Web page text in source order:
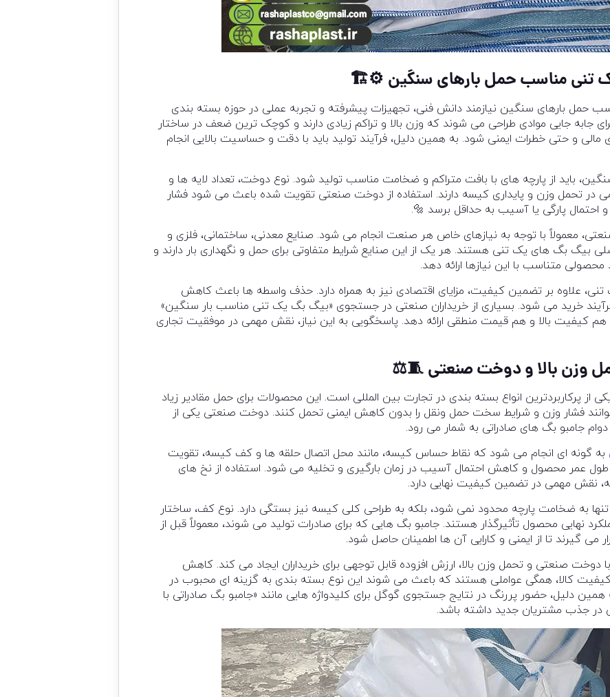
تنی مناسب حمل بارهای سنگین ⚙
🏗
حمل بارهای سنگین نیازمند دانش فنی، تجهیزات پیشرفته و تجربه عملی در حوزه بسته بندی
جابه جایی موادی طراحی می شوند که وزن بالا و تراکم زیادی دارند و کوچک ترین ضعف در ساختار
و حتی خطرات ایمنی شود. به همین دلیل، فرآیند تولید باید با دقت و حساسیت بالایی انجام
باید از پارچه های با بافت متراکم و ضخامت مناسب تولید شود. نوع دوخت، تعداد لایه ها و
در تحمل وزن و پایداری کیسه دارند. استفاده از دوخت صنعتی تقویت شده باعث می شود فشار
پارگی یا آسیب به حداقل برسد 🔩.
معمولاً با توجه به نیازهای خاص هر صنعت انجام می شود. صنایع معدنی، ساختمانی، فلزی و
بیگ بگ های یک تنی هستند. هر یک از این صنایع شرایط متفاوتی برای حمل و نگهداری بار دارند و
متناسب با این نیازها ارائه دهد.
علاوه بر تضمین کیفیت، مزایای اقتصادی نیز به همراه دارد. حذف واسطه ها باعث کاهش
خرید می شود. بسیاری از خریداران صنعتی در جستجوی «بیگ بگ یک تنی مناسب بار سنگین»
هم کیفیت بالا و هم قیمت منطقی ارائه دهد. پاسخگویی به این نیاز، نقش مهمی در موفقیت تجاری
وزن بالا و دوخت صنعتی🧵⚖️
از پرکاربردترین انواع بسته بندی در تجارت بین المللی است. این محصولات برای حمل مقادیر زیاد
فشار وزن و شرایط سخت حمل ونقل را بدون کاهش ایمنی تحمل کنند. دوخت صنعتی یکی از
جامبو بگ های صادراتی به شمار می رود.
به گونه ای انجام می شود که نقاط حساس کیسه، مانند محل اتصال حلقه ها و کف کیسه، تقویت
عمر محصول و کاهش احتمال آسیب در زمان بارگیری و تخلیه می شود. استفاده از نخ های
نقش مهمی در تضمین کیفیت نهایی دارد.
تنها به ضخامت پارچه محدود نمی شود، بلکه به طراحی کلی کیسه نیز بستگی دارد. نوع کف، ساختار
نهایی محصول تأثیرگذار هستند. جامبو بگ هایی که برای صادرات تولید می شوند، معمولاً قبل از
گیرند تا از ایمنی و کارایی آن ها اطمینان حاصل شود.
با دوخت صنعتی و تحمل وزن بالا، ارزش افزوده قابل توجهی برای خریداران ایجاد می کند. کاهش
کالا، همگی عواملی هستند که باعث می شوند این نوع بسته بندی به گزینه ای محبوب در
دلیل، حضور پررنگ در نتایج جستجوی گوگل برای کلیدواژه هایی مانند «جامبو بگ صادراتی با
در جذب مشتریان جدید داشته باشد.